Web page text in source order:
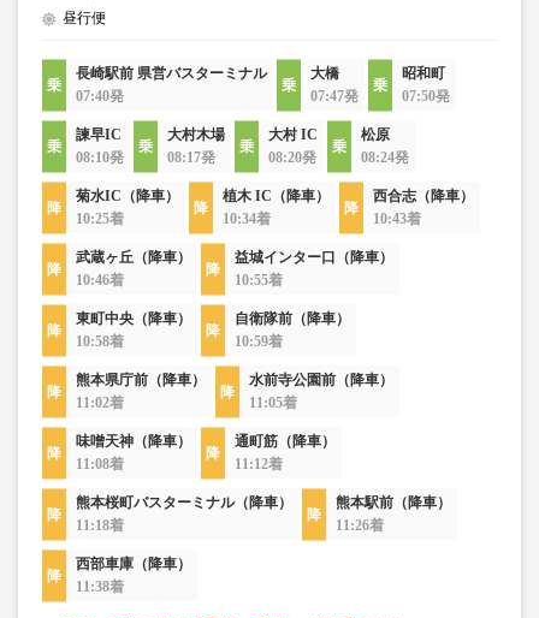
昼行便
長崎駅前 県営バスターミナル
07:40発
大橋
07:47発
昭和町
07:50発
諫早IC
08:10発
大村木場
08:17発
大村 IC
08:20発
松原
08:24発
菊水IC（降車）
10:25着
植木 IC（降車）
10:34着
西合志（降車）
10:43着
武蔵ヶ丘（降車）
10:46着
益城インター口（降車）
10:55着
東町中央（降車）
10:58着
自衛隊前（降車）
10:59着
熊本県庁前（降車）
11:02着
水前寺公園前（降車）
11:05着
味噌天神（降車）
11:08着
通町筋（降車）
11:12着
熊本桜町バスターミナル（降車）
11:18着
熊本駅前（降車）
11:26着
西部車庫（降車）
11:38着